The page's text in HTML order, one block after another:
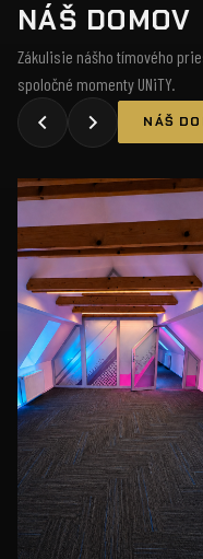
NÁŠ DOMOV
Zákulisie nášho tímového
spoločné momenty UNiTY.
NÁŠ